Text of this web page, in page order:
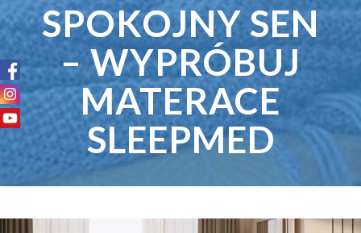
SPOKOJNY SEN
– WYPRÓBUJ
MATERACE
SLEEPMED